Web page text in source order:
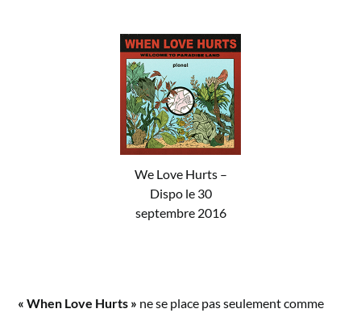
We Love Hurts –
Dispo le 30
septembre 2016
« When Love Hurts » ne se place pas seulement comme